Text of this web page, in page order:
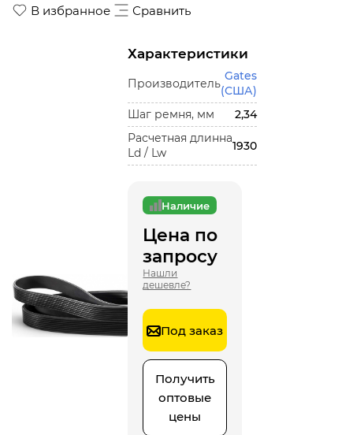
В избранное Сравнить
Характеристики
Производитель
Gates
(США)
Шаг ремня, мм
2,34
Расчетная длинна
Ld / Lw
1930
Наличие
Цена по
запросу
Нашли
дешевле?
Под заказ
Получить
оптовые
цены